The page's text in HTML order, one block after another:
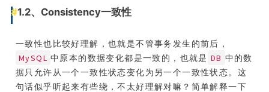
1.2、Consistency一致性
一致性也比较好理解，也就是不管事务发生的前后，
MySQL 中原本的数据变化都是一致的，也就是 DB 中的数
据只允许从一个一致性状态变化为另一个一致性状态。这
句话似乎听起来有些绕，不太好理解对嘛？简单解释一下